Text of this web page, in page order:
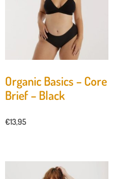
Organic Basics – Core
Brief – Black
€13,95